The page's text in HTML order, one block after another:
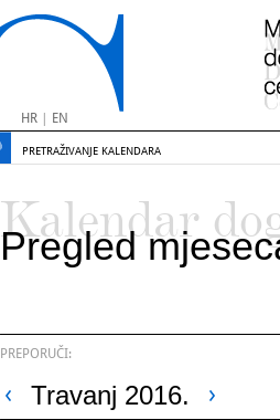
HR| EN
PRETRAŽIVANJE KALENDARA
Kalendar
Pregled
PREPORUČI:
Travanj 2016.